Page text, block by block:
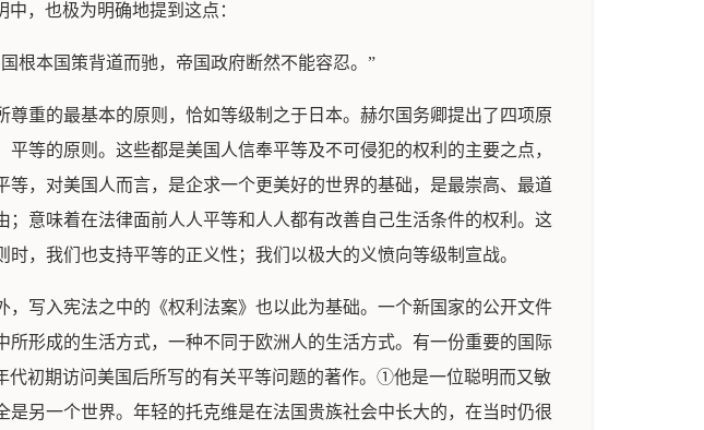
，也极为明确地提到这点：
本国策背道而驰，帝国政府断然不能容忍。”
重的最基本的原则，恰如等级制之于日本。赫尔国务卿提出了四项原
等的原则。这些都是美国人信奉平等及不可侵犯的权利的主要之点，
，对美国人而言，是企求一个更美好的世界的基础，是最崇高、最道
意味着在法律面前人人平等和人人都有改善自己生活条件的权利。这
，我们也支持平等的正义性；我们以极大的义愤向等级制宣战。
写入宪法之中的《权利法案》也以此为基础。一个新国家的公开文件
形成的生活方式，一种不同于欧洲人的生活方式。有一份重要的国际
代初期访问美国后所写的有关平等问题的著作。①他是一位聪明而又敏
另一个世界。年轻的托克维是在法国贵族社会中长大的，在当时仍很